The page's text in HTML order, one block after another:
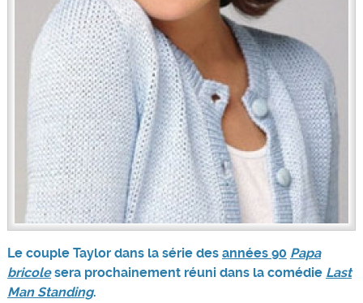
Le couple Taylor dans la série des années 90 Papa
bricolesera prochainement réuni dans la comédie Last
Man Standing.